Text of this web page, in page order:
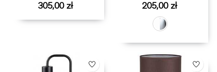
Cena
305,00 zł Cena
205,00 zł